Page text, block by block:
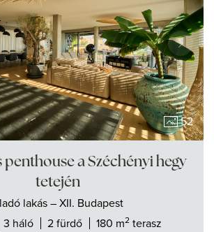
52
penthouse a Széchényi hegy
tetején
lakás – XII. Budapest
3 háló 2 fürdő 180 m2 terasz